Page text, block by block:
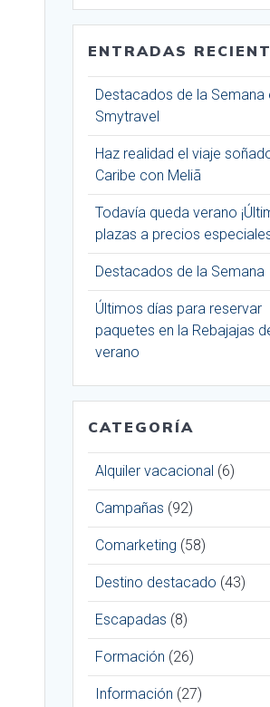
ENTRADAS
Destacados de la Semana
Smytravel
Haz realidad el viaje
Caribe con Meliã
Todavía queda verano
plazas a precios
Destacados de la Semana
Últimos días para reservar
paquetes en la Rebajajas
verano
CATEGORÍA
Alquiler vacacional (6)
Campañas (92)
Comarketing (58)
Destino destacado (43)
Escapadas (8)
Formación (26)
Información (27)